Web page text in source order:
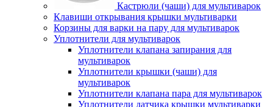
Кастрюли (чаши) для мультиварок
Клавиши открывания крышки мультиварки
Корзины для варки на пару для мультиварок
Уплотнители для мультиварок
Уплотнители клапана запирания для
мультиварок
Уплотнители крышки (чаши) для
мультиварок
Уплотнители клапана пара для мультиварок
Уплотнители датчика крышки мультиварки